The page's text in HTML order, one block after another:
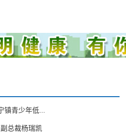
镇青少年低...
总裁杨瑞凯